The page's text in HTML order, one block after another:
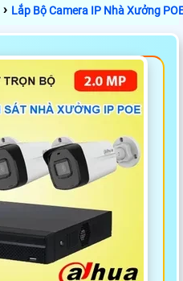
› Lắp Bộ Camera IP Nhà Xưởng